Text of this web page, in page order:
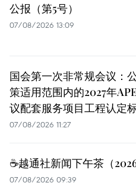
公报（第5号）
07/08/2026 13:09
国会第一次非常规会议：
策适用范围内的2027年
议配套服务项目工程认定
07/08/2026 11:27
☕️越通社新闻下午茶（
07/08/2026 09:39